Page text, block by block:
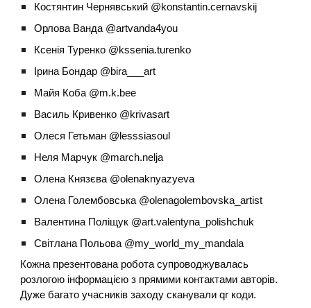
Костянтин Чернявський @konstantin.cernavskij
Орлова Ванда @artvanda4you
Ксенія Туренко @kssenia.turenko
Ірина Бондар @bira___art
Майя Коба @m.k.bee
Василь Кривенко @krivasart
Олеся Гетьман @lesssiasoul
Неля Марчук @march.nelja
Олена Князєва @olenaknyazyeva
Олена Голембовська @olenagolembovska_artist
Валентина Поліщук @art.valentyna_polishchuk
Світлана Польова @my_world_my_mandala
Кожна презентована робота супроводжувалась
розлогою інформацією з прямими контактами авторів.
Дуже багато учасників заходу сканували qr коди.